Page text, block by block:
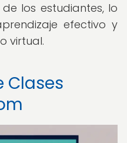
los estudiantes, lo
efectivo y
virtual.
Clases